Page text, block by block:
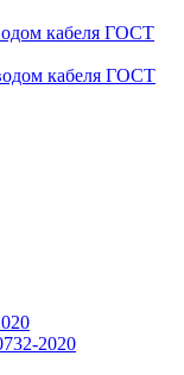
кабеля ГОСТ
кабеля ГОСТ
2020